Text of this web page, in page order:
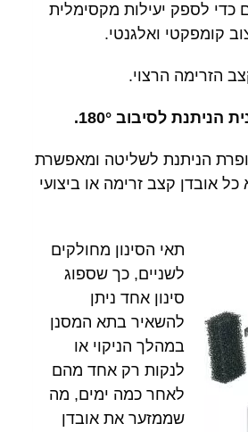
כדי לספק יעילות מקסימלית
קומפקטי ואלגנטי.
הזרימה הרצוי.
לסיבוב 180°.
הניתנת לשליטה ומאפשרת
אובדן קצב זרימה או ביצועי
תאי הסינון מחולקים
לשניים, כך שספוג
סינון אחד ניתן
להשאיר בתא המסנן
במהלך הניקוי או
לנקות רק אחד מהם
לאחר כמה ימים, מה
שממזער את אובדן